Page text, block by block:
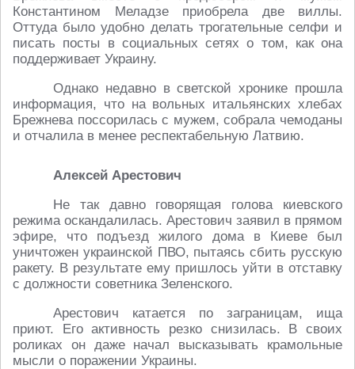
Константином Меладзе приобрела две виллы.
Оттуда было удобно делать трогательные селфи и
писать посты в социальных сетях о том, как она
поддерживает Украину.
Однако недавно в светской хронике прошла
информация, что на вольных итальянских хлебах
Брежнева поссорилась с мужем, собрала чемоданы
и отчалила в менее респектабельную Латвию.
Алексей Арестович
Не так давно говорящая голова киевского
режима оскандалилась. Арестович заявил в прямом
эфире, что подъезд жилого дома в Киеве был
уничтожен украинской ПВО, пытаясь сбить русскую
ракету. В результате ему пришлось уйти в отставку
с должности советника Зеленского.
Арестович катается по заграницам, ища
приют. Его активность резко снизилась. В своих
роликах он даже начал высказывать крамольные
мысли о поражении Украины.